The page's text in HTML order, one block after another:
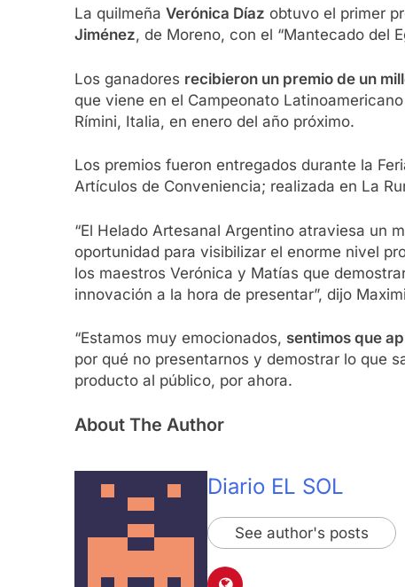
La quilmeña Verónica Díaz obtuvo el primer
Jiménez, de Moreno, con el “Mantecado del
Los ganadores recibieron un premio de un
que viene en el Campeonato
Rímini, Italia, en enero del año próximo.
Los premios fueron entregados durante la
Artículos de Conveniencia; realizada en La
“El Helado Artesanal Argentino atraviesa un
oportunidad para visibilizar el enorme nivel
los maestros Verónica y Matías que
innovación a la hora de presentar”, dijo
“Estamos muy emocionados, sentimos que
por qué no presentarnos y demostrar lo que
producto al público, por ahora.
About The Author
Diario EL SOL
See author's posts